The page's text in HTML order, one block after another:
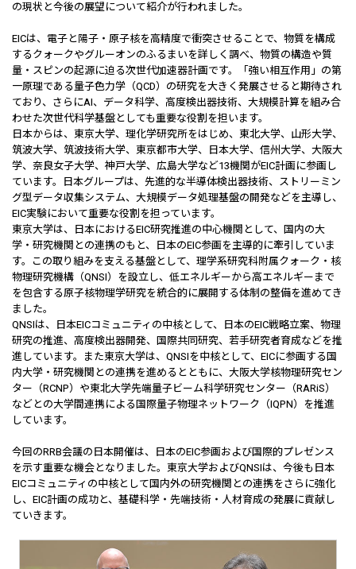
の現状と今後の展望について紹介が行われました。
EICは、電子と陽子・原子核を高精度で衝突させることで、物質を構成
するクォークやグルーオンのふるまいを詳しく調べ、物質の構造や質
量・スピンの起源に迫る次世代加速器計画です。「強い相互作用」の第
一原理である量子色力学（QCD）の研究を大きく発展させると期待され
ており、さらにAI、データ科学、高度検出器技術、大規模計算を組み合
わせた次世代科学基盤としても重要な役割を担います。
日本からは、東京大学、理化学研究所をはじめ、東北大学、山形大学、
筑波大学、筑波技術大学、東京都市大学、日本大学、信州大学、大阪大
学、奈良女子大学、神戸大学、広島大学など13機関がEIC計画に参画し
ています。日本グループは、先進的な半導体検出器技術、ストリーミン
グ型データ収集システム、大規模データ処理基盤の開発などを主導し、
EIC実験において重要な役割を担っています。
東京大学は、日本におけるEIC研究推進の中心機関として、国内の大
学・研究機関との連携のもと、日本のEIC参画を主導的に牽引していま
す。この取り組みを支える基盤として、理学系研究科附属クォーク・核
物理研究機構（QNSI）を設立し、低エネルギーから高エネルギーまで
を包含する原子核物理学研究を統合的に展開する体制の整備を進めてき
ました。
QNSIは、日本EICコミュニティの中核として、日本のEIC戦略立案、物理
研究の推進、高度検出器開発、国際共同研究、若手研究者育成などを推
進しています。また東京大学は、QNSIを中核として、EICに参画する国
内大学・研究機関との連携を進めるとともに、大阪大学核物理研究セン
ター（RCNP）や東北大学先端量子ビーム科学研究センター（RARiS）
などとの大学間連携による国際量子物理ネットワーク（IQPN）を推進
しています。
今回のRRB会議の日本開催は、日本のEIC参画および国際的プレゼンス
を示す重要な機会となりました。東京大学およびQNSIは、今後も日本
EICコミュニティの中核として国内外の研究機関との連携をさらに強化
し、EIC計画の成功と、基礎科学・先端技術・人材育成の発展に貢献し
ていきます。